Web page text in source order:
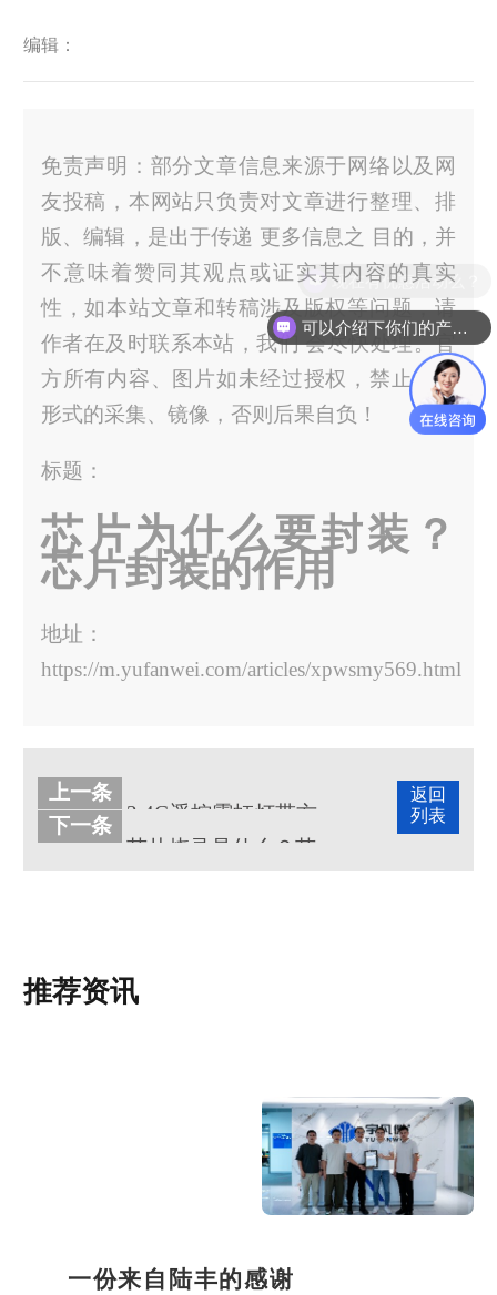
编辑：
免责声明：部分文章信息来源于网络以及网
友投稿，本网站只负责对文章进行整理、排
版、编辑，是出于传递 更多信息之 目的，并
不意味着赞同其观点或证实其内容的真实
性，如本站文章和转稿涉及版权等问题，请
作者在及时联系本站，我们 会尽快处理。官
方所有内容、图片如未经过授权，禁止任何
形式的采集、镜像，否则后果自负！
标题：
芯片为什么要封装？
芯片封装的作用
地址：
https://m.yufanwei.com/articles/xpwsmy569.html
返回
列表
上一条
2.4G遥控霓虹灯带方案开发
下一条
芯片烧录是什么？芯片烧录有哪些程序步骤
推荐资讯
一份来自陆丰的感谢
可以介绍下你们的产品么？